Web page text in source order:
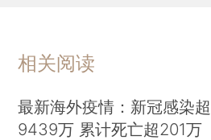
相关阅读
最新海外疫情：新冠感染超
9439万 累计死亡超201万